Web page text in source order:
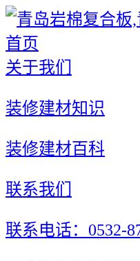
首页
关于我们
装修建材知识
装修建材百科
联系我们
联系电话：0532-